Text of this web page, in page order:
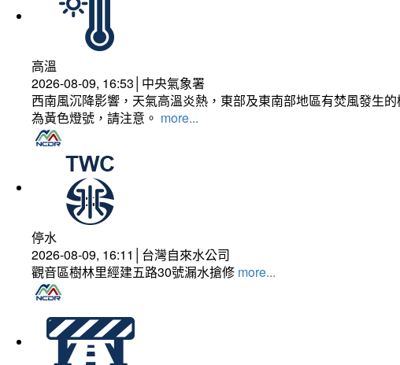
高溫
2026-08-09, 16:53│中央氣象署
西南風沉降影響，天氣高溫炎熱，東部及東南部地區有焚風發生
為黃色燈號，請注意。 more...
停水
2026-08-09, 16:11│台灣自來水公司
觀音區樹林里經建五路30號漏水搶修 more...